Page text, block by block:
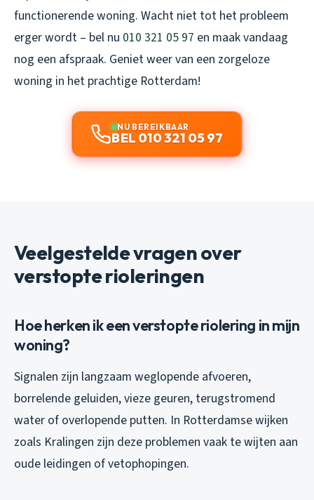
functionerende woning. Wacht niet tot het probleem
erger wordt – bel nu 010 321 05 97 en maak vandaag
nog een afspraak. Geniet weer van een zorgeloze
woning in het prachtige Rotterdam!
NU BEREIKBAAR
BEL 010 321 05 97
Veelgestelde vragen over
verstopte rioleringen
Hoe herken ik een verstopte riolering in mijn
woning?
Signalen zijn langzaam weglopende afvoeren,
borrelende geluiden, vieze geuren, terugstromend
water of overlopende putten. In Rotterdamse wijken
zoals Kralingen zijn deze problemen vaak te wijten aan
oude leidingen of vetophopingen.